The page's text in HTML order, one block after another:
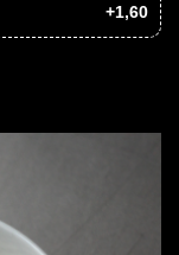
+1,60